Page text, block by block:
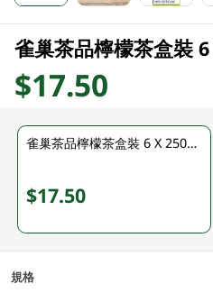
雀巢茶品檸檬茶盒裝
$17.50
雀巢茶品檸檬茶盒裝 6 X 250ML
$17.50
規格